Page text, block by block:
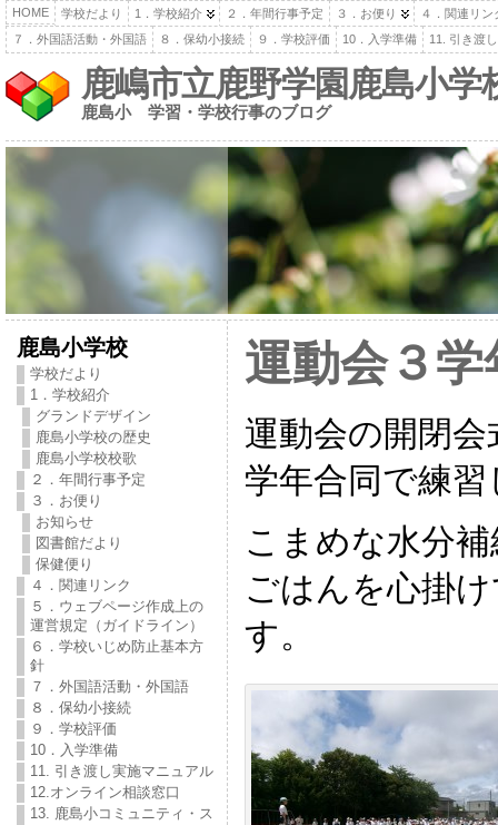
HOME 学校だより 1．学校紹介 ２．年間行事予定 ３．お便り
４．関連リン
７．外国語活動・外国語
８．保幼小接続 ９．学校評価 10．入学準備 11. 引き渡
鹿嶋市立鹿野学園鹿島小学
鹿島小 学習・学校行事のブログ
鹿島小学校
学校だより
1．学校紹介
グランドデザイン
鹿島小学校の歴史
鹿島小学校校歌
２．年間行事予定
３．お便り
お知らせ
図書館だより
保健便り
４．関連リンク
５．ウェブページ作成上の
運営規定（ガイドライン）
６．学校いじめ防止基本方
針
７．外国語活動・外国語
８．保幼小接続
９．学校評価
10．入学準備
11. 引き渡し実施マニュアル
12.オンライン相談窓口
13. 鹿島小コミュニティ・ス
運動会３
運動会の開閉
学年合同で練
こまめな水分
ごはんを心掛
す。